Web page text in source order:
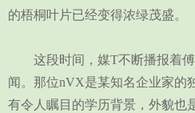
的梧桐叶片已经变得浓绿茂盛。
这段时间，媒T不断播报着傅
闻。那位nVX是某知名企业家的
有令人瞩目的学历背景，外貌也